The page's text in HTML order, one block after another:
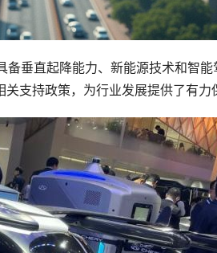
备垂直起降能力、新能源技术和智
支持政策，为行业发展提供了有力